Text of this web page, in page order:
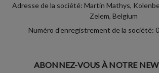
Adresse de la société: Martin Mathys,
Zelem, Belgium
Numéro d'enregistrement de la société:
ABONNEZ-VOUS À NOTRE